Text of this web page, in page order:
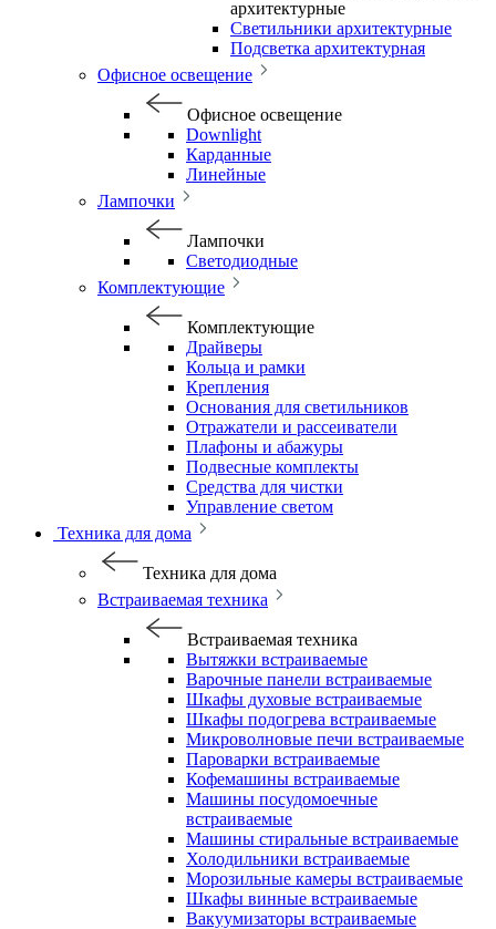
архитектурные
Светильники архитектурные
Подсветка архитектурная
Офисное освещение
Офисное освещение
Downlight
Карданные
Линейные
Лампочки
Лампочки
Светодиодные
Комплектующие
Комплектующие
Драйверы
Кольца и рамки
Крепления
Основания для светильников
Отражатели и рассеиватели
Плафоны и абажуры
Подвесные комплекты
Средства для чистки
Управление светом
Техника для дома
Техника для дома
Встраиваемая техника
Встраиваемая техника
Вытяжки встраиваемые
Варочные панели встраиваемые
Шкафы духовые встраиваемые
Шкафы подогрева встраиваемые
Микроволновые печи встраиваемые
Пароварки встраиваемые
Кофемашины встраиваемые
Машины посудомоечные
встраиваемые
Машины стиральные встраиваемые
Холодильники встраиваемые
Морозильные камеры встраиваемые
Шкафы винные встраиваемые
Вакуумизаторы встраиваемые